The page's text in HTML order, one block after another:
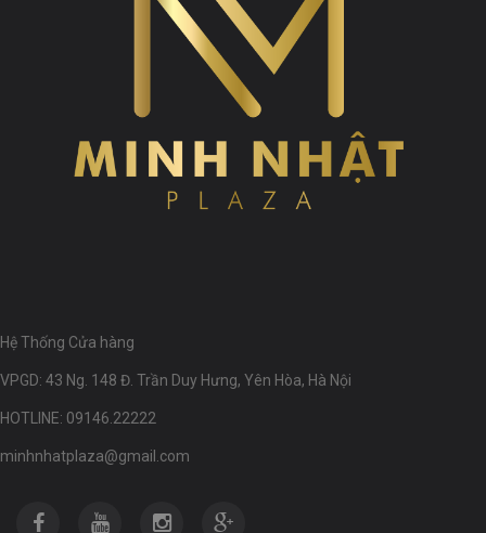
Hệ Thống Cửa hàng
VPGD: 43 Ng. 148 Đ. Trần Duy Hưng, Yên Hòa, Hà Nội
HOTLINE: 09146.22222
minhnhatplaza@gmail.com